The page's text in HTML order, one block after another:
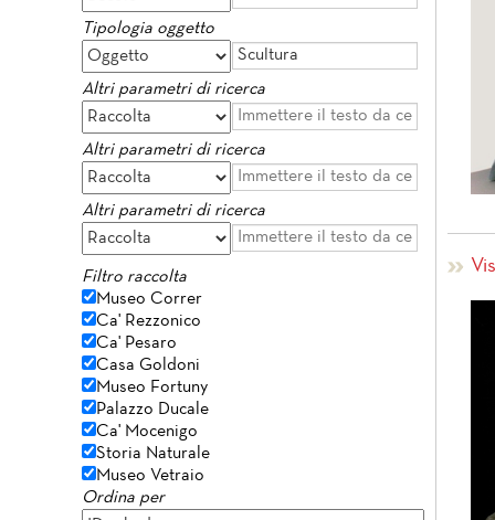
Tipologia oggetto
Altri parametri di ricerca
Altri parametri di ricerca
Altri parametri di ricerca
Filtro raccolta
Museo Correr
Ca' Rezzonico
Ca' Pesaro
Casa Goldoni
Museo Fortuny
Palazzo Ducale
Ca' Mocenigo
Storia Naturale
Museo Vetraio
Ordina per